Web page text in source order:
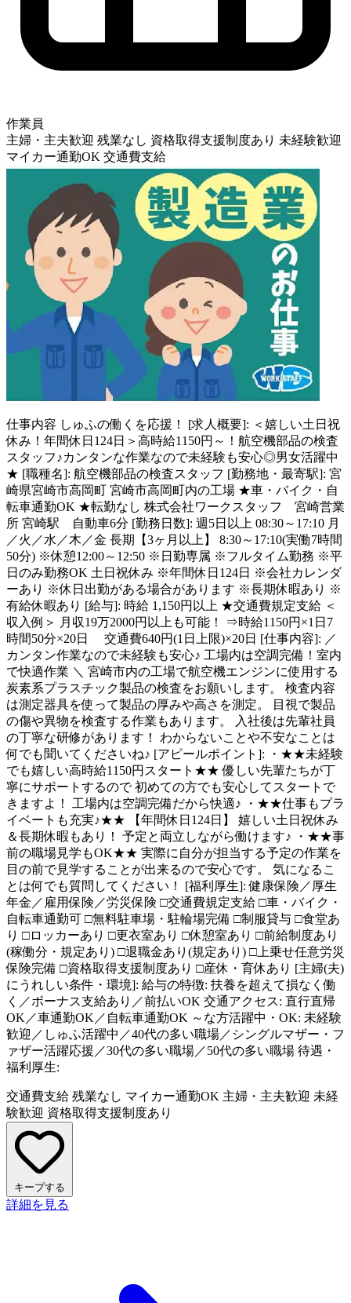
作業員
主婦・主夫歓迎 残業なし 資格取得支援制度あり 未経験歓迎
マイカー通勤OK 交通費支給
仕事内容 しゅふの働くを応援！ [求人概要]: ＜嬉しい土日祝
休み！年間休日124日＞高時給1150円～！航空機部品の検査
スタッフ♪カンタンな作業なので未経験も安心◎男女活躍中
★ [職種名]: 航空機部品の検査スタッフ [勤務地・最寄駅]: 宮
崎県宮崎市高岡町 宮崎市高岡町内の工場 ★車・バイク・自
転車通勤OK ★転勤なし 株式会社ワークスタッフ 宮崎営業
所 宮崎駅 自動車6分 [勤務日数]: 週5日以上 08:30～17:10 月
／火／水／木／金 長期【3ヶ月以上】 8:30～17:10(実働7時間
50分) ※休憩12:00～12:50 ※日勤専属 ※フルタイム勤務 ※平
日のみ勤務OK 土日祝休み ※年間休日124日 ※会社カレンダ
ーあり ※休日出勤がある場合があります ※長期休暇あり ※
有給休暇あり [給与]: 時給 1,150円以上 ★交通費規定支給 ＜
収入例＞ 月収19万2000円以上も可能！ ⇒時給1150円×1日7
時間50分×20日 交通費640円(1日上限)×20日 [仕事内容]: ／
カンタン作業なので未経験も安心♪ 工場内は空調完備！室内
で快適作業 ＼ 宮崎市内の工場で航空機エンジンに使用する
炭素系プラスチック製品の検査をお願いします。 検査内容
は測定器具を使って製品の厚みや高さを測定。 目視で製品
の傷や異物を検査する作業もあります。 入社後は先輩社員
の丁寧な研修があります！ わからないことや不安なことは
何でも聞いてくださいね♪ [アピールポイント]: ・★★未経験
でも嬉しい高時給1150円スタート★★ 優しい先輩たちが丁
寧にサポートするので 初めての方でも安心してスタートで
きますよ！ 工場内は空調完備だから快適♪ ・★★仕事もプラ
イベートも充実♪★★ 【年間休日124日】 嬉しい土日祝休み
＆長期休暇もあり！ 予定と両立しながら働けます♪ ・★★事
前の職場見学もOK★★ 実際に自分が担当する予定の作業を
目の前で見学することが出来るので安心です。 気になるこ
とは何でも質問してください！ [福利厚生]: 健康保険／厚生
年金／雇用保険／労災保険 □交通費規定支給 □車・バイク・
自転車通勤可 □無料駐車場・駐輪場完備 □制服貸与 □食堂あ
り □ロッカーあり □更衣室あり □休憩室あり □前給制度あり
(稼働分・規定あり) □退職金あり(規定あり) □上乗せ任意労災
保険完備 □資格取得支援制度あり □産休・育休あり [主婦(夫)
にうれしい条件・環境]: 給与の特徴: 扶養を超えて損なく働
く／ボーナス支給あり／前払いOK 交通アクセス: 直行直帰
OK／車通勤OK／自転車通勤OK ～な方活躍中・OK: 未経験
歓迎／しゅふ活躍中／40代の多い職場／シングルマザー・フ
ァザー活躍応援／30代の多い職場／50代の多い職場 待遇・
福利厚生:
交通費支給 残業なし マイカー通勤OK 主婦・主夫歓迎 未経
験歓迎 資格取得支援制度あり
キープする
詳細を見る